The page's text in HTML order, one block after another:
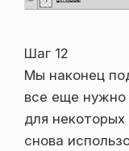
Шаг 12
Мы наконец
все еще нужно
для
снова